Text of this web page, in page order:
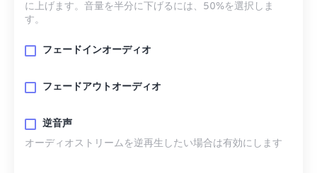
に上げます。音量を半分に下げるには、50%を選択しま
す。
フェードインオーディオ
フェードアウトオーディオ
逆音声
オーディオストリームを逆再生したい場合は有効にします